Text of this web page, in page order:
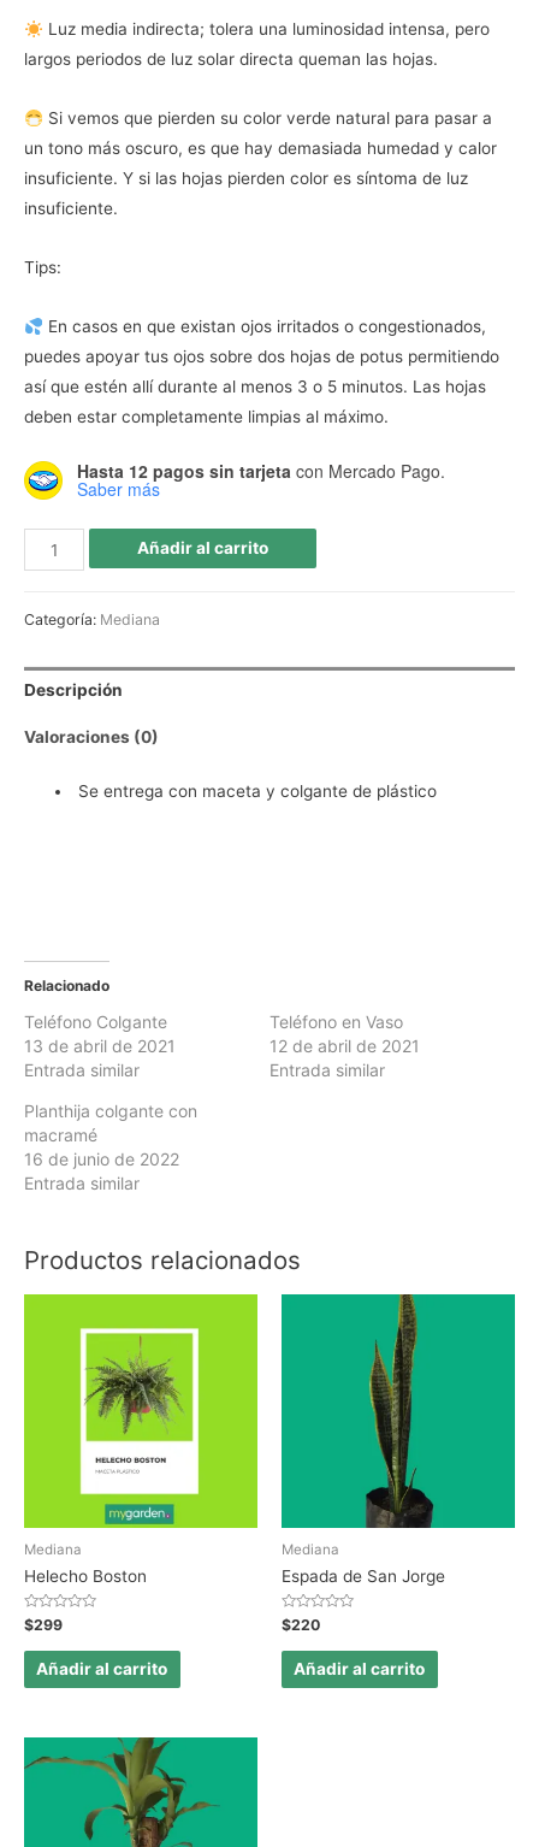
Luz media indirecta; tolera una luminosidad intensa, pero
largos periodos de luz solar directa queman las hojas.
Si vemos que pierden su color verde natural para pasar a
un tono más oscuro, es que hay demasiada humedad y calor
insuficiente. Y si las hojas pierden color es síntoma de luz
insuficiente.
Tips:
En casos en que existan ojos irritados o congestionados,
puedes apoyar tus ojos sobre dos hojas de potus permitiendo
así que estén allí durante al menos 3 o 5 minutos. Las hojas
deben estar completamente limpias al máximo.
Hasta 12 pagos sin tarjeta con Mercado Pago.
Saber más
Añadir al carrito
Categoría: Mediana
Descripción
Valoraciones (0)
Se entrega con maceta y colgante de plástico
Relacionado
Teléfono Colgante
13 de abril de 2021
Entrada similar
Teléfono en Vaso
12 de abril de 2021
Entrada similar
Planthija colgante con
macramé
16 de junio de 2022
Entrada similar
Productos relacionados
Mediana
Helecho Boston
Valorado
en
0
$299
Añadir al carrito
Mediana
Espada de San Jorge
Valorado
en
0
$220
Añadir al carrito